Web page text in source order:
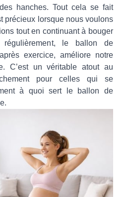
hanches. Tout cela se fait
précieux lorsque nous voulons
tout en continuant à bouger
le ballon de
exercice, améliore notre
C’est un véritable atout au
pour celles qui se
à quoi sert le ballon de